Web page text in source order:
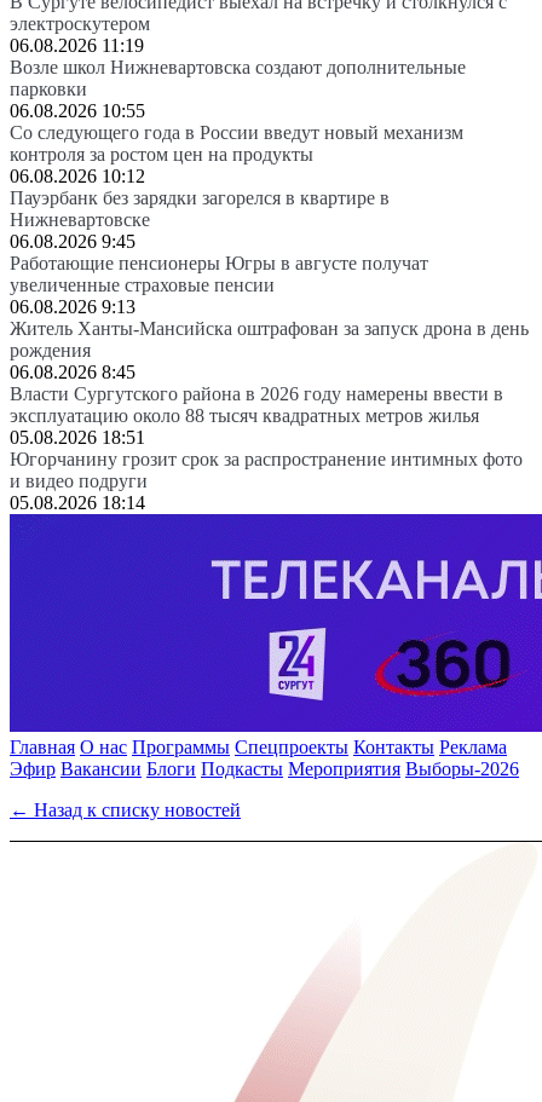
электроскутером
06.08.2026 11:19
Возле школ Нижневартовска создают дополнительные
парковки
06.08.2026 10:55
Со следующего года в России введут новый механизм
контроля за ростом цен на продукты
06.08.2026 10:12
Пауэрбанк без зарядки загорелся в квартире в
Нижневартовске
06.08.2026 9:45
Работающие пенсионеры Югры в августе получат
увеличенные страховые пенсии
06.08.2026 9:13
Житель Ханты-Мансийска оштрафован за запуск дрона в день
рождения
06.08.2026 8:45
Власти Сургутского района в 2026 году намерены ввести в
эксплуатацию около 88 тысяч квадратных метров жилья
05.08.2026 18:51
Югорчанину грозит срок за распространение интимных фото
и видео подруги
05.08.2026 18:14
Главная О нас Программы Спецпроекты Контакты Реклама
Эфир Вакансии Блоги Подкасты Мероприятия Выборы-2026
← Назад к списку новостей